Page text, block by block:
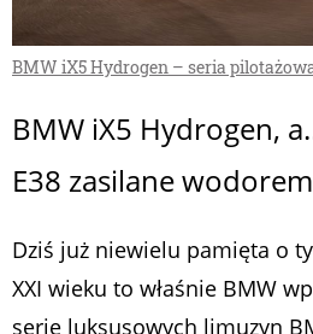
BMW iX5 Hydrogen – seria
BMW iX5 Hydrogen,
E38 zasilane wodorem
Dziś już niewielu pamięta o
XXI wieku to właśnie BMW
serię luksusowych limuzyn